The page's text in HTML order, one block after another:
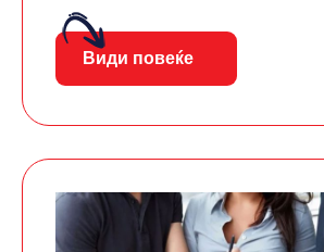
Види повеќе